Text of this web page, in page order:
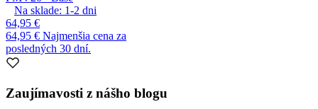
Na sklade: 1-2 dni
64,95 €
64,95 € Najmenšia cena za
posledných 30 dní.
Zaujímavosti z nášho blogu